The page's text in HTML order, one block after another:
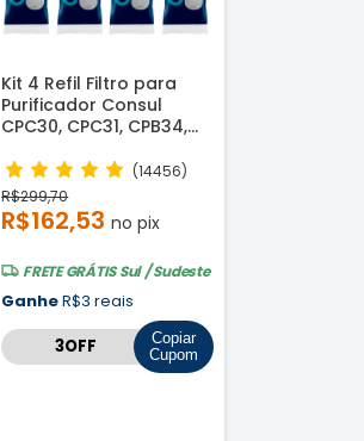
Kit 4 Refil Filtro para
Purificador Consul
CPC30, CPC31, CPB34,
Compatível
(14456)
R$299,70
R$162,53no pix
FRETE GRÁTISSul / Sudeste
GanheR$3 reais
Copiar
Cupom